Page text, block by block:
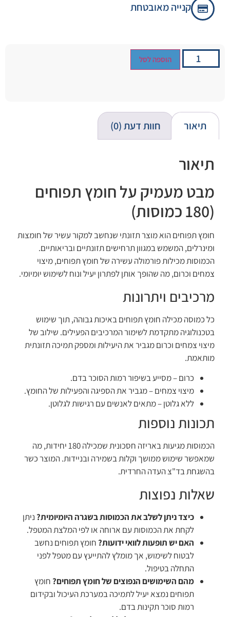
קנייה מאובטחת
הוספה לסל
תיאור חוות דעת (0)
תיאור
מבט מעמיק על חומץ תפוחים
(180 כמוסות)
חומץ תפוחים הוא מוצר תזונתי שנחשב למקור עשיר של חומצות
ומינרלים, המשמש במגוון תרחישים תזונתיים ובריאותיים.
הכמוסות מכילות פורמולה עשירה של חומץ תפוחים, מיצוי
צמחים וכרום, מה שהופך אותן לפתרון יעיל ונוח לשימוש יומיומי.
מרכיבים ויתרונות
כל כמוסה מכילה חומץ תפוחים באיכות גבוהה, תוך שימוש
בטכנולוגיה מתקדמת לשימור המרכיבים הפעילים. שילוב של
מיצוי צמחים וכרום מגביר את היעילות ומספק תמיכה תזונתית
מותאמת.
כרום – מסייע בשיפור רמות הסוכר בדם.
מיצוי צמחים – מגביר את הספיגה והפעילות של החומץ.
ללא גלוטן – מתאים לאנשים עם רגישות לגלוטן.
תכונות נוספות
הכמוסות מגיעות באריזה חסכונית שמכילה 180 יחידות, מה
שמאפשר שימוש ממושך וקלות בשמירה ובניידות. המוצר כשר
בהשגחת בד"צ העדה החרדית.
שאלות נפוצות
כיצד ניתן לשלב את הכמוסות בשגרה היומיומית? ניתן
לקחת את הכמוסות עם ארוחה או לפי המלצת המטפל.
האם יש תופעות לוואי ידועות? חומץ תפוחים נחשב
לבטוח לשימוש, אך מומלץ להתייעץ עם מטפל לפני
התחלה בטיפול.
מהם השימושים הנפוצים של חומץ תפוחים? חומץ
תפוחים נמצא יעיל לתמיכה במערכת העיכול ובקידום
רמות סוכר תקינות בדם.